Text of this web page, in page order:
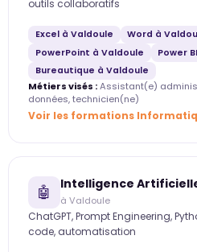
outils collaboratifs
Excel à Valdoule
Word à
PowerPoint à Valdoule
Power
Bureautique à Valdoule
Métiers visés :Assistant(e)
données, technicien(ne)
Voir les formations
🤖 Intelligence
à Valdoule
ChatGPT, Prompt Engineering,
code, automatisation